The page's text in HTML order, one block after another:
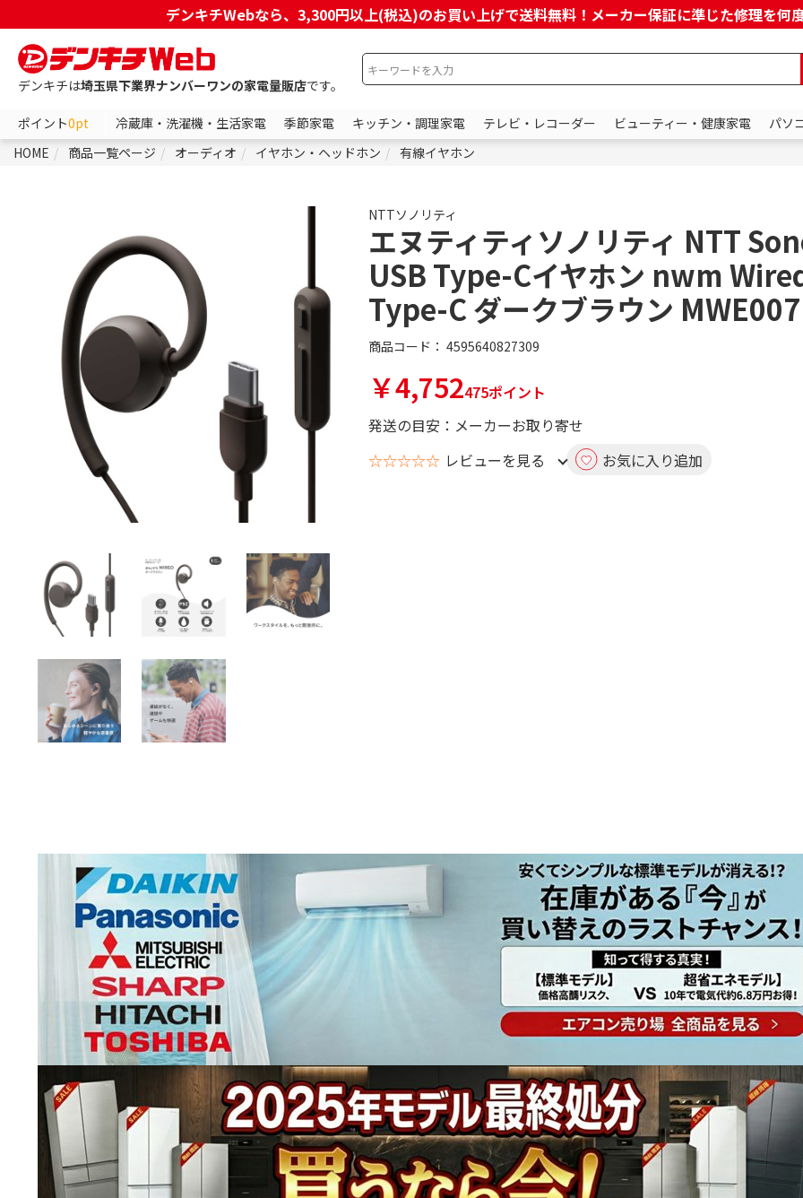
デンキチWebなら、3,300円以上(税込)のお買い上げで送料無料！メーカー保証に準じた修理を何
デンキチは埼玉県下業界ナンバーワンの家電量販店です。
ポイント0pt 冷蔵庫・洗濯機・生活家電 季節家電 キッチン・調理家電 テレビ・レコーダー ビューティー・健康家電
パソ
HOME
商品一覧ページ オーディオ イヤホン・ヘッドホン 有線イヤホン
NTTソノリティ
エヌティティソノリティ NTT
USB Type-Cイヤホン nwm
Type-C ダークブラウン
商品コード： 4595640827309
￥4,752475ポイント
発送の目安：メーカーお取り寄せ
☆☆☆☆☆ レビューを見る お気に入り追加